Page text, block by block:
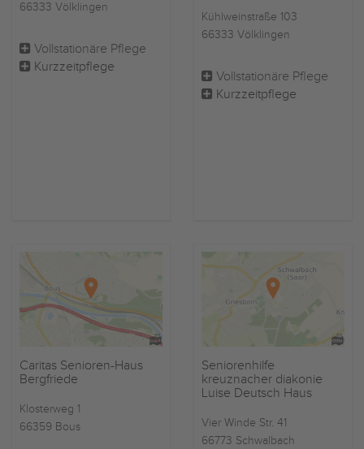
66333 Völklingen
Vollstationäre Pflege
Kurzzeitpflege
Kühlweinstraße 103
66333 Völklingen
Vollstationäre Pflege
Kurzzeitpflege
Caritas Senioren-Haus
Bergfriede
Klosterweg 1
66359 Bous
Seniorenhilfe
kreuznacher diakonie
Luise Deutsch Haus
Vier Winde Str. 41
66773 Schwalbach